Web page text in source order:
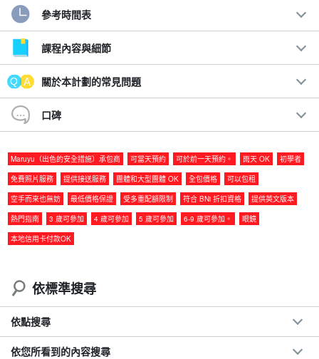
在兩個島嶼上享受經典活動！
從宮古島 (Miyako Island) 橫跨伊良布橋 (Irabu Bridge) 便可到達的
伊良布島 (Irabu Island)，有一個美麗的景點叫做藍寶石洞穴 (藍
洞)。
在 Miyako 島的壯麗海灘上享受 SUP 和獨木舟的樂趣！
建議：
附免費相片資料
包括免費租借觀光器材
◆旅遊參與者福利頁面介紹。
◆ 參加日期前一天的 18:00 之前
參考時間表
課程內容與細節
關於本計劃的常見問題
口碑
Maruyu（出色的安全措施）承包商 可當天預約 可於前一天預約。 雨天 OK
初學者
免費照片服務
提供接送服務 團體和大型團體 OK 全包價格
可以包租
空手而來也無妨
最低價格保證 受多重配額限制 符合 BNi 折扣資格
提供英文版本
熱門指南
3 歲可參加 4 歲可參加 5 歲可參加 6-9 歲可參加。
眼鏡
本地信用卡付款OK
依標準搜尋
依點搜尋
依您所看到的內容搜尋